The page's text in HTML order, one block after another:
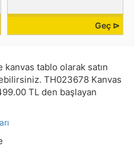
Geç ⊳
kanvas tablo olarak satın
TH023678 Kanvas
TL den başlayan